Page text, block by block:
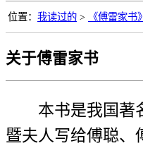
位置： 我读过的 > 《傅雷家书
关于傅雷家书
本书是我国著
暨夫人写给傅聪、